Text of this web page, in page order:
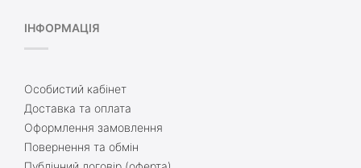
ІНФОРМАЦІЯ
Особистий кабінет
Доставка та оплата
Оформлення замовлення
Повернення та обмін